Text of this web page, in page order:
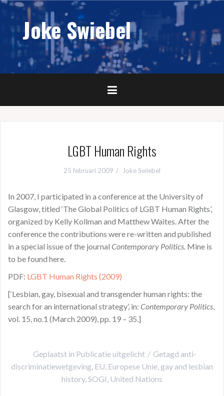
Naar
inhoud
springenJoke Swiebel
LGBT Human Rights
25 februari 2009 Joke Swiebel
In 2007, I participated in a conference at the University of
Glasgow, titled ‘The Global Politics of LGBT Human Rights’,
organized by Kelly Kollman and Matthew Waites. After the
conference the contributions were re-written and published
in a special issue of the journal Contemporary Politics. Mine is
to be found here.
PDF: LGBT Human Rights (2009)
[‘Lesbian, gay, bisexual and transgender human rights: the
search for an international strategy’, in: Contemporary Politics,
vol. 15, no.1 (March 2009), pp. 19 – 35.]
Geplaatst in Publicatie uitgelicht Getagd anti-
discriminatiewetgeving, EU, Europese Unie, gay and lesbian
history,SOGI, United Nations